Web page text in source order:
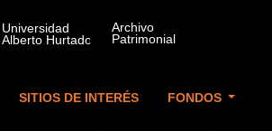
SITIOS DE INTERÉS FONDOS